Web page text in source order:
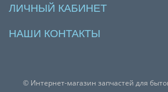
ЛИЧНЫЙ КАБИНЕТ
НАШИ КОНТАКТЫ
© Интернет-магазин запчастей для